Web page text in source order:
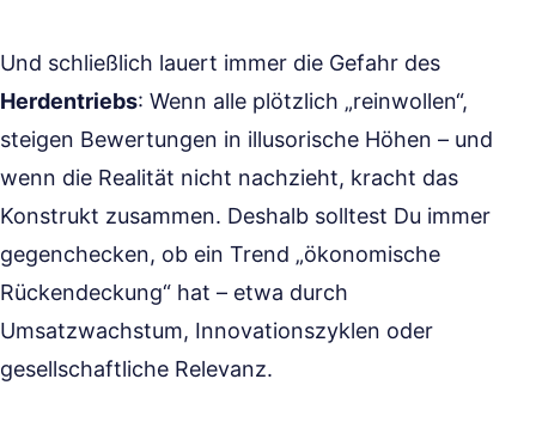
Und schließlich lauert immer die Gefahr des
Herdentriebs: Wenn alle plötzlich „reinwollen“,
steigen Bewertungen in illusorische Höhen – und
wenn die Realität nicht nachzieht, kracht das
Konstrukt zusammen. Deshalb solltest Du immer
gegenchecken, ob ein Trend „ökonomische
Rückendeckung“ hat – etwa durch
Umsatzwachstum, Innovationszyklen oder
gesellschaftliche Relevanz.